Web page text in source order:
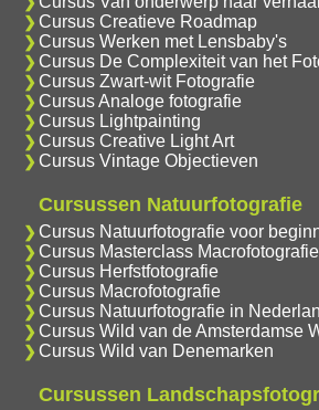
Cursus Creatieve Roadmap
Cursus Werken met Lensbaby's
Cursus De Complexiteit van het
Cursus Zwart-wit Fotografie
Cursus Analoge fotografie
Cursus Lightpainting
Cursus Creative Light Art
Cursus Vintage Objectieven
Cursussen Natuurfotografie
Cursus Natuurfotografie voor
Cursus Masterclass Macrofotografie
Cursus Herfstfotografie
Cursus Macrofotografie
Cursus Natuurfotografie in
Cursus Wild van de Amsterdamse
Cursus Wild van Denemarken
Cursussen